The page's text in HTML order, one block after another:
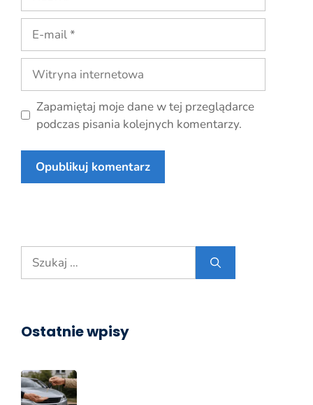
mail
Witryna
internetowa
Zapamiętaj moje dane w tej przeglądarce
podczas pisania kolejnych komentarzy.
Szukaj:
Ostatnie wpisy